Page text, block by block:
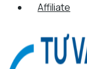
Affiliate